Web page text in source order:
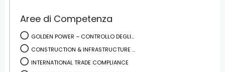
Aree di Competenza
GOLDEN POWER – CONTROLLO DEGLI...
CONSTRUCTION & INFRASTRUCTURE ...
INTERNATIONAL TRADE COMPLIANCE